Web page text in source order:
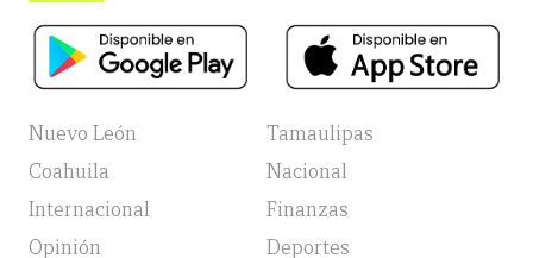
Nuevo León
Tamaulipas
Coahuila
Nacional
Internacional
Finanzas
Opinión
Deportes